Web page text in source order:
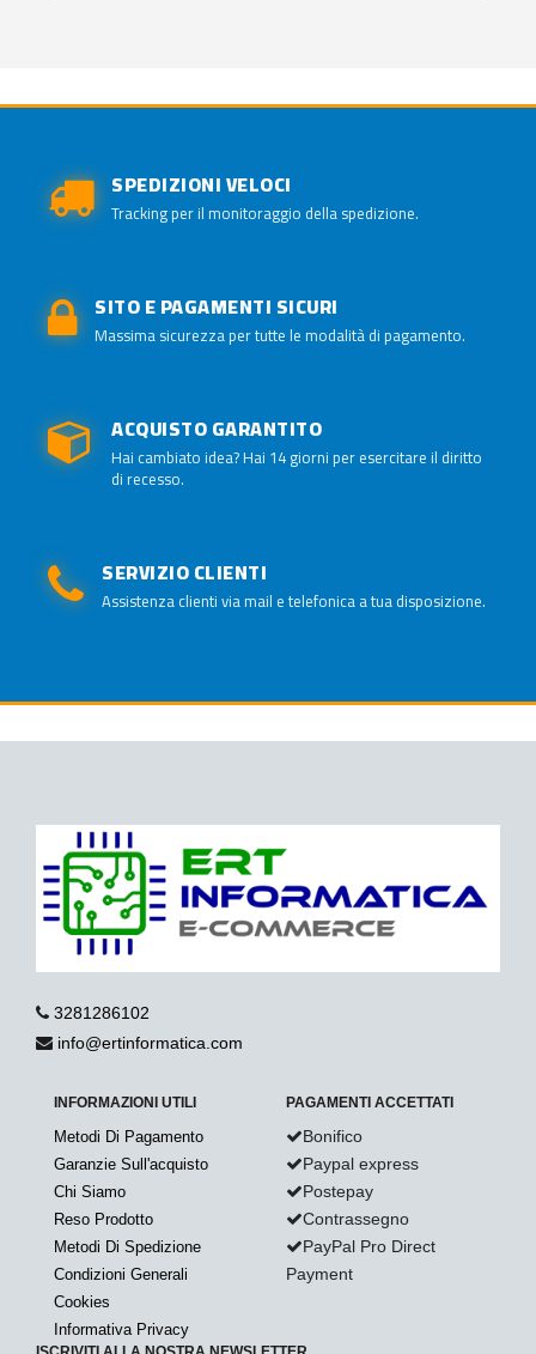
SPEDIZIONI VELOCI
Tracking per il monitoraggio della spedizione.
SITO E PAGAMENTI SICURI
Massima sicurezza per tutte le modalità di pagamento.
ACQUISTO GARANTITO
Hai cambiato idea? Hai 14 giorni per esercitare il diritto
di recesso.
SERVIZIO CLIENTI
Assistenza clienti via mail e telefonica a tua disposizione.
3281286102
info@ertinformatica.com
INFORMAZIONI UTILI
Metodi Di Pagamento
Garanzie Sull'acquisto
Chi Siamo
Reso Prodotto
Metodi Di Spedizione
Condizioni Generali
Cookies
Informativa Privacy
PAGAMENTI ACCETTATI
Bonifico
Paypal express
Postepay
Contrassegno
PayPal Pro Direct
Payment